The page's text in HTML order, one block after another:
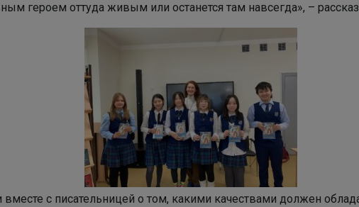
героем оттуда живым или останется там навсегда», –
с писательницей о том, какими качествами должен